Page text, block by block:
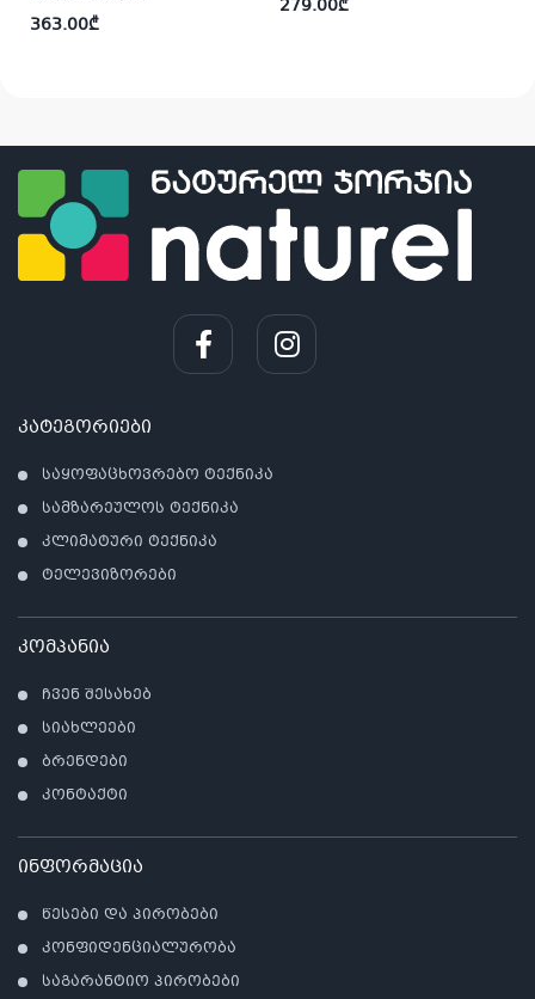
363.00₾
279.00₾
კატეგორიები
საყოფაცხოვრებო ტექნიკა
სამზარეულოს ტექნიკა
კლიმატური ტექნიკა
ტელევიზორები
კომპანია
ჩვენ შესახებ
სიახლეები
ბრენდები
კონტაქტი
ინფორმაცია
წესები და პირობები
კონფიდენციალურობა
საგარანტიო პირობები